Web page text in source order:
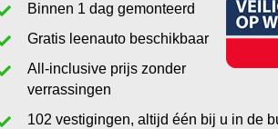
Binnen 1 dag gemonteerd
Gratis leenauto beschikbaar
All-inclusive prijs zonder
verrassingen
vestigingen, altijd één bij u in de